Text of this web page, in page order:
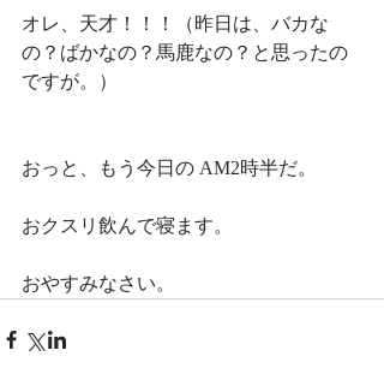
オレ、天才！！！（昨日は、バカな
の？ばかなの？馬鹿なの？と思ったの
ですが。）
おっと、もう今日の AM2時半だ。
おクスリ飲んで寝ます。
おやすみなさい。